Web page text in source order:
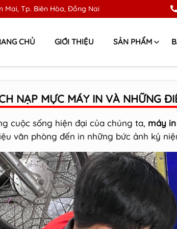
Mai, Tp. Biên Hòa, Đồng Nai
CHỦ GIỚI THIỆU SẢN PHẨM
NẠP MỰC MÁY IN VÀ NHỮNG
cuộc sống hiện đại của chúng ta, máy in
văn phòng đến in những bức ảnh kỷ